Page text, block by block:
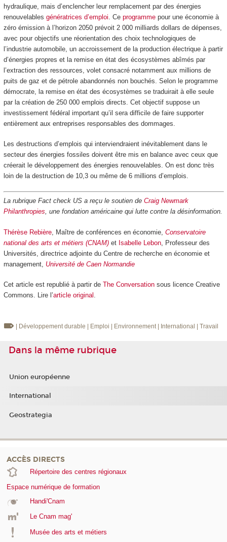
hydraulique, mais d’enclencher leur remplacement par des énergies
renouvelables génératrices d’emploi . Ce programmepour une économie à
zéro émission à l’horizon 2050 prévoit 2 000 milliards dollars de dépenses,
avec pour objectifs une réorientation des choix technologiques de
l’industrie automobile, un accroissement de la production électrique à partir
d’énergies propres et la remise en état des écosystèmes abîmés par
l’extraction des ressources, volet consacré notamment aux millions de
puits de gaz et de pétrole abandonnés non bouchés. Selon le programme
démocrate, la remise en état des écosystèmes se traduirait à elle seule
par la création de 250 000 emplois directs. Cet objectif suppose un
investissement fédéral important qu’il sera difficile de faire supporter
entièrement aux entreprises responsables des dommages.
Les destructions d’emplois qui interviendraient inévitablement dans le
secteur des énergies fossiles doivent être mis en balance avec ceux que
créerait le développement des énergies renouvelables. On est donc très
loin de la destruction de 10,3 ou même de 6 millions d’emplois.
La rubrique Fact check US a reçu le soutien de Craig Newmark
Philanthropies, une fondation américaine qui lutte contre la désinformation.
Thérèse Rebière, Maître de conférences en économie, Conservatoire
national des arts et métiers (CNAM)et Isabelle Lebon, Professeur des
Universités, directrice adjointe du Centre de recherche en économie et
management, Université de Caen Normandie
Cet article est republié à partir de The Conversationsous licence Creative
Commons. Lire l’article original .
| Développement durable | Emploi | Environnement | International | Travail
Dans la même rubrique
Union européenne
International
Geostrategia
ACCÈS DIRECTS
Répertoire des centres régionaux
Espace numérique de formation
Handi'Cnam
Le Cnam mag'
Musée des arts et métiers